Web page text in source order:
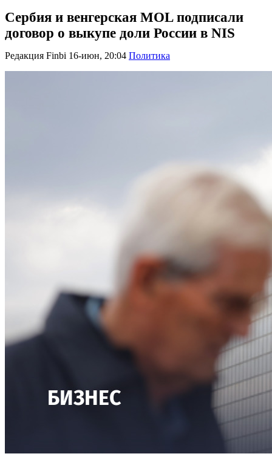
Сербия и венгерская MOL подписали
договор о выкупе доли России в NIS
Редакция Finbi 16-июн, 20:04 Политика